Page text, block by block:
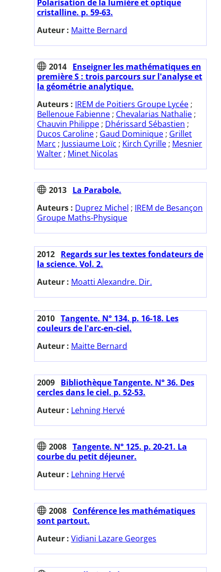
Polarisation de la lumière et optique
cristalline. p. 59-63.
Auteur : Maitte Bernard
2014 Enseigner les mathématiques en
première S : trois parcours sur l'analyse et
la géométrie analytique.
Auteurs : IREM de Poitiers Groupe Lycée ;
Bellenoue Fabienne ; Chevalarias Nathalie ;
Chauvin Philippe ; Dhérissard Sébastien ;
Ducos Caroline ; Gaud Dominique ; Grillet
Marc ; Jussiaume Loïc ; Kirch Cyrille ; Mesnier
Walter ; Minet Nicolas
2013 La Parabole.
Auteurs : Duprez Michel ; IREM de Besançon
Groupe Maths-Physique
2012 Regards sur les textes fondateurs de
la science. Vol. 2.
Auteur : Moatti Alexandre. Dir.
2010 Tangente. N° 134. p. 16-18. Les
couleurs de l'arc-en-ciel.
Auteur : Maitte Bernard
2009 Bibliothèque Tangente. N° 36. Des
cercles dans le ciel. p. 52-53.
Auteur : Lehning Hervé
2008 Tangente. N° 125. p. 20-21. La
courbe du petit déjeuner.
Auteur : Lehning Hervé
2008 Conférence les mathématiques
sont partout.
Auteur : Vidiani Lazare Georges